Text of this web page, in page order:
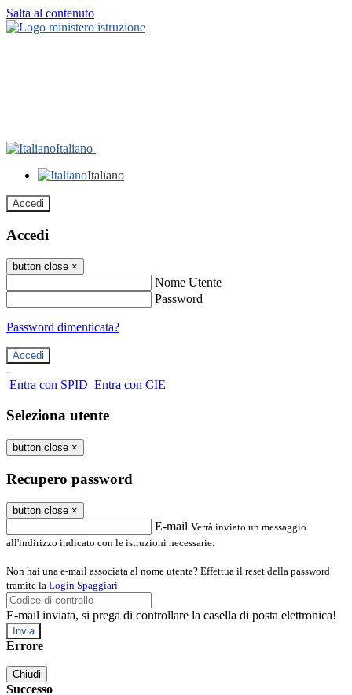
Salta al contenuto
Italiano
Italiano
Accedi
Accedi
button close ×
Nome Utente
Password
Password dimenticata?
-
Entra con SPID Entra con CIE
Seleziona utente
button close ×
Recupero password
button close ×
E-mail Verrà inviato un messaggio
all'indirizzo indicato con le istruzioni necessarie.
Non hai una e-mail associata al nome utente? Effettua il reset della password
tramite la Login Spaggiari
E-mail inviata, si prega di controllare la casella di posta elettronica!
Errore
Chiudi
Successo